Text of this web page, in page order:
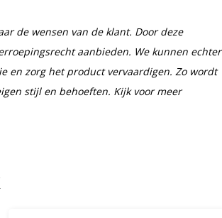
de wensen van de klant. Door deze
aanbieden. We kunnen echter
en zorg het product vervaardigen. Zo wordt
stijl en behoeften. Kijk voor meer